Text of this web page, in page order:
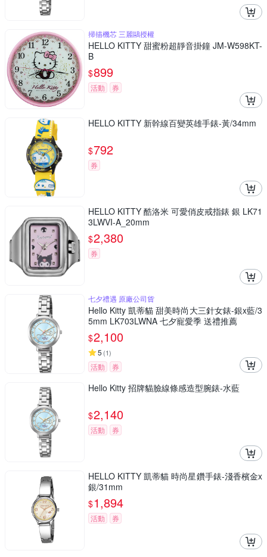
掃描機芯 三麗鷗授權
HELLO KITTY 甜蜜粉超靜音掛鐘 JM-W598KT-
B
$899
活動 券
HELLO KITTY 新幹線百變英雄手錶-黃/34mm
$792
券
HELLO KITTY 酷洛米 可愛俏皮戒指錶 銀 LK71
3LWVI-A_20mm
$2,380
券
七夕禮遇 原廠公司貨
Hello Kitty 凱蒂貓 甜美時尚大三針女錶-銀x藍/3
5mm LK703LWNA 七夕寵愛季 送禮推薦
$2,100
5 (1)
活動 券
Hello Kitty 招牌貓臉線條感造型腕錶-水藍
$2,140
活動 券
HELLO KITTY 凱蒂貓 時尚星鑽手錶-淺香檳金x
銀/31mm
$1,894
活動 券